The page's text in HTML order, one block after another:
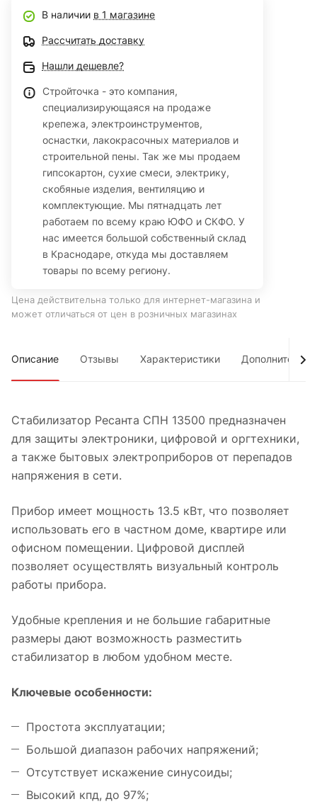
В наличии в 1 магазине
Рассчитать доставку
Нашли дешевле?
Стройточка - это компания,
специализирующаяся на продаже
крепежа, электроинструментов,
оснастки, лакокрасочных материалов и
строительной пены. Так же мы продаем
гипсокартон, сухие смеси, электрику,
скобяные изделия, вентиляцию и
комплектующие. Мы пятнадцать лет
работаем по всему краю ЮФО и СКФО. У
нас имеется большой собственный склад
в Краснодаре, откуда мы доставляем
товары по всему региону.
Цена действительна только для интернет-магазина и
может отличаться от цен в розничных магазинах
Описание Отзывы Характеристики Дополнительно
Стабилизатор Ресанта СПН 13500 предназначен
для защиты электроники, цифровой и оргтехники,
а также бытовых электроприборов от перепадов
напряжения в сети.
Прибор имеет мощность 13.5 кВт, что позволяет
использовать его в частном доме, квартире или
офисном помещении. Цифровой дисплей
позволяет осуществлять визуальный контроль
работы прибора.
Удобные крепления и не большие габаритные
размеры дают возможность разместить
стабилизатор в любом удобном месте.
Ключевые особенности:
Простота эксплуатации;
Большой диапазон рабочих напряжений;
Отсутствует искажение синусоиды;
Высокий кпд, до 97%;